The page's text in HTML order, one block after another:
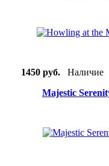
1450 руб. Наличие
Majestic